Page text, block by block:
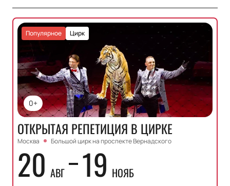
0+
Цирк
Популярное
ОТКРЫТАЯ РЕПЕТИЦИЯ В ЦИРКЕ
Москва Большой цирк на проспекте Вернадского
20 АВГ 19 НОЯБ